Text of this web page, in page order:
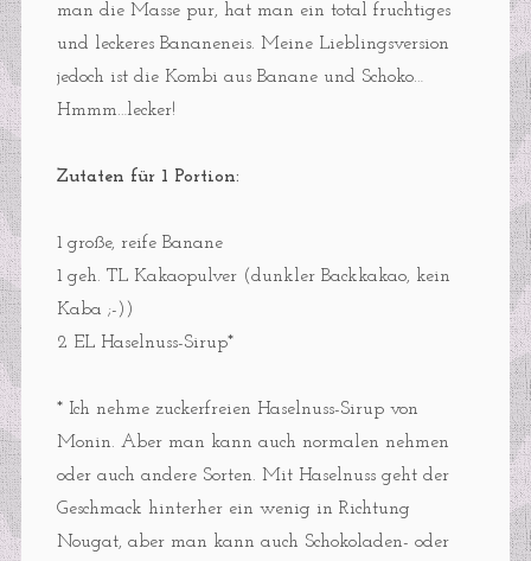
man die Masse pur, hat man ein total fruchtiges
und leckeres Bananeneis. Meine Lieblingsversion
jedoch ist die Kombi aus Banane und Schoko…
Hmmm…lecker!
Zutaten für 1 Portion:
1 große, reife Banane
1 geh. TL Kakaopulver (dunkler Backkakao, kein
Kaba ;-))
2 EL Haselnuss-Sirup*
* Ich nehme zuckerfreien Haselnuss-Sirup von
Monin. Aber man kann auch normalen nehmen
oder auch andere Sorten. Mit Haselnuss geht der
Geschmack hinterher ein wenig in Richtung
Nougat, aber man kann auch Schokoladen- oder